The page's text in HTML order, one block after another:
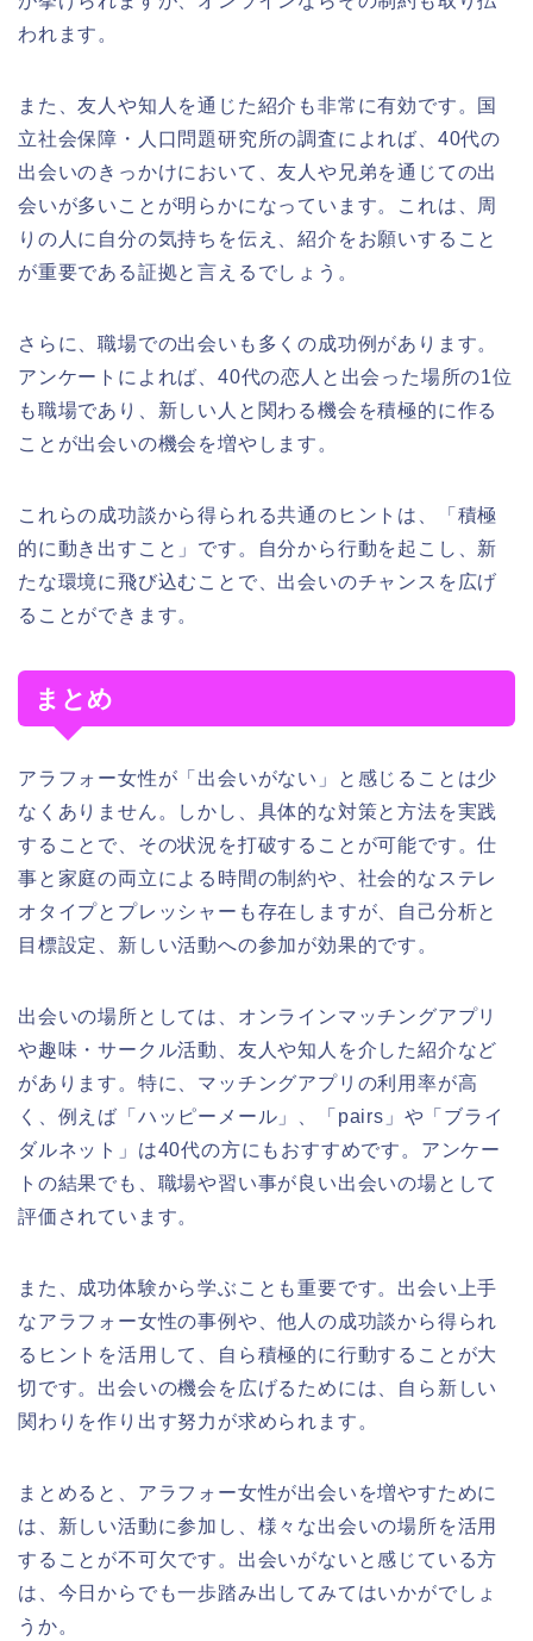
われます。
また、友人や知人を通じた紹介も非常に有効です。国
立社会保障・人口問題研究所の調査によれば、40代の
出会いのきっかけにおいて、友人や兄弟を通じての出
会いが多いことが明らかになっています。これは、周
りの人に自分の気持ちを伝え、紹介をお願いすること
が重要である証拠と言えるでしょう。
さらに、職場での出会いも多くの成功例があります。
アンケートによれば、40代の恋人と出会った場所の1位
も職場であり、新しい人と関わる機会を積極的に作る
ことが出会いの機会を増やします。
これらの成功談から得られる共通のヒントは、「積極
的に動き出すこと」です。自分から行動を起こし、新
たな環境に飛び込むことで、出会いのチャンスを広げ
ることができます。
まとめ
アラフォー女性が「出会いがない」と感じることは少
なくありません。しかし、具体的な対策と方法を実践
することで、その状況を打破することが可能です。仕
事と家庭の両立による時間の制約や、社会的なステレ
オタイプとプレッシャーも存在しますが、自己分析と
目標設定、新しい活動への参加が効果的です。
出会いの場所としては、オンラインマッチングアプリ
や趣味・サークル活動、友人や知人を介した紹介など
があります。特に、マッチングアプリの利用率が高
く、例えば「ハッピーメール」、「pairs」や「ブライ
ダルネット」は40代の方にもおすすめです。アンケー
トの結果でも、職場や習い事が良い出会いの場として
評価されています。
また、成功体験から学ぶことも重要です。出会い上手
なアラフォー女性の事例や、他人の成功談から得られ
るヒントを活用して、自ら積極的に行動することが大
切です。出会いの機会を広げるためには、自ら新しい
関わりを作り出す努力が求められます。
まとめると、アラフォー女性が出会いを増やすために
は、新しい活動に参加し、様々な出会いの場所を活用
することが不可欠です。出会いがないと感じている方
は、今日からでも一歩踏み出してみてはいかがでしょ
うか。